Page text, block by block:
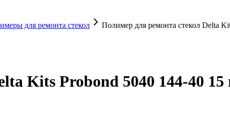
для ремонта стекол
Полимер для ремонта стекол Delta
Kits Probond 5040 144-40